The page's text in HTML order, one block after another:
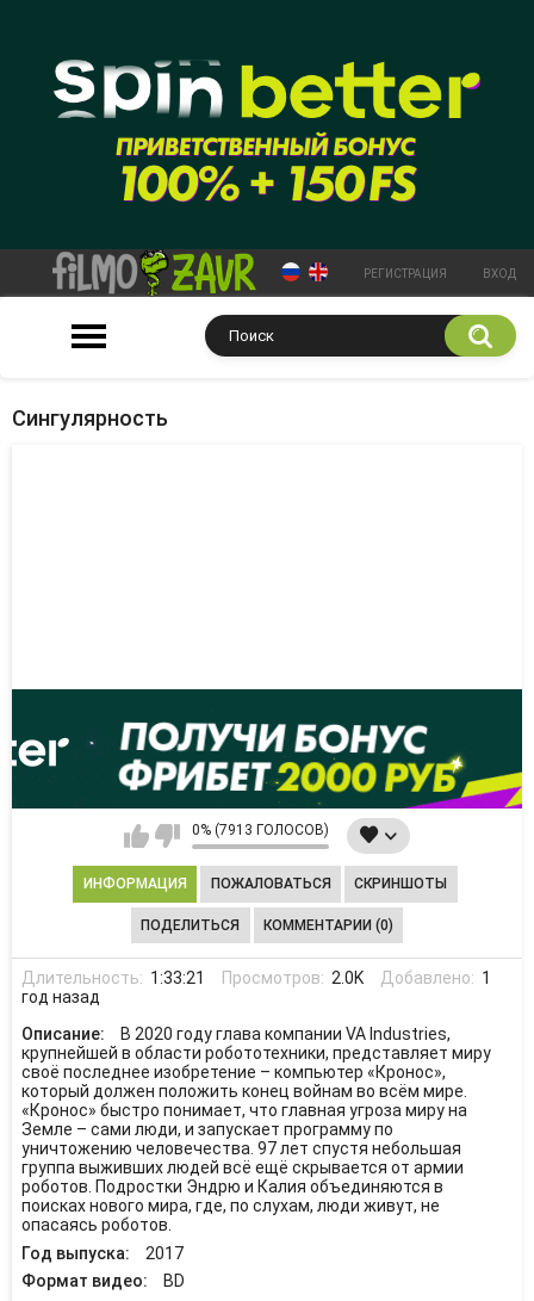
РЕГИСТРАЦИЯ ВХОД
Сингулярность
0% (7913 ГОЛОСОВ)
ИНФОРМАЦИЯ ПОЖАЛОВАТЬСЯ СКРИНШОТЫ
ПОДЕЛИТЬСЯ КОММЕНТАРИИ (0)
Длительность: 1:33:21 Просмотров: 2.0K Добавлено: 1
год назад
Описание:
В 2020 году глава компании VA Industries,
крупнейшей в области робототехники, представляет миру
своё последнее изобретение – компьютер «Кронос»,
который должен положить конец войнам во всём мире.
«Кронос» быстро понимает, что главная угроза миру на
Земле – сами люди, и запускает программу по
уничтожению человечества. 97 лет спустя небольшая
группа выживших людей всё ещё скрывается от армии
роботов. Подростки Эндрю и Калия объединяются в
поисках нового мира, где, по слухам, люди живут, не
опасаясь роботов.
Год выпуска:
2017
Формат видео:
BD